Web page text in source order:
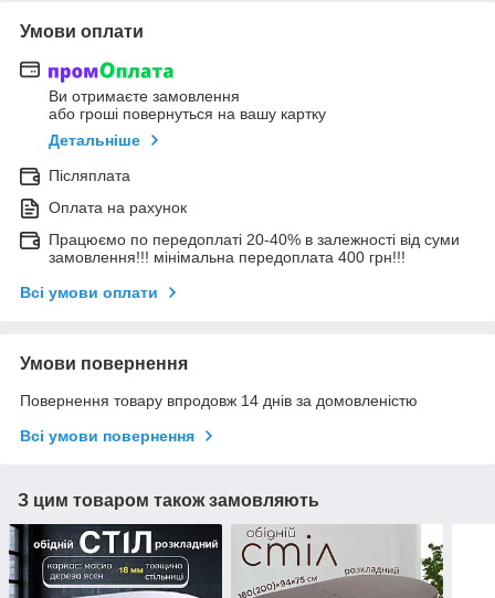
Умови оплати
Ви отримаєте замовлення
або гроші повернуться на вашу картку
Детальніше
Післяплата
Оплата на рахунок
Працюємо по передоплаті 20-40% в залежності від суми
замовлення!!! мінімальна передоплата 400 грн!!!
Всі умови оплати
Умови повернення
Повернення товару впродовж 14 днів за домовленістю
Всі умови повернення
З цим товаром також замовляють